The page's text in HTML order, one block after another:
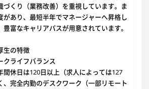
づくり（業務改善）を重視しています。ま
があり、最短半年でマネージャーへ昇格し
富なキャリアパスが用意されています。
生の特徴
クライフバランス
間休日は120日以上（求人によっては127
、完全内勤のデスクワーク（一部リモート